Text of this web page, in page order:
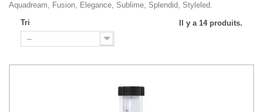
Aquadream, Fusion, Elegance, Sublime, Splendid, Styleled.
Tri
--
Il y a 14 produits.